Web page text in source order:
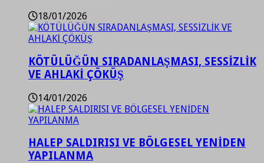
18/01/2026
KÖTÜLÜĞÜN SIRADANLAŞMASI, SESSİZLİK
VE AHLAKİ ÇÖKÜŞ
14/01/2026
HALEP SALDIRISI VE BÖLGESEL YENİDEN
YAPILANMA